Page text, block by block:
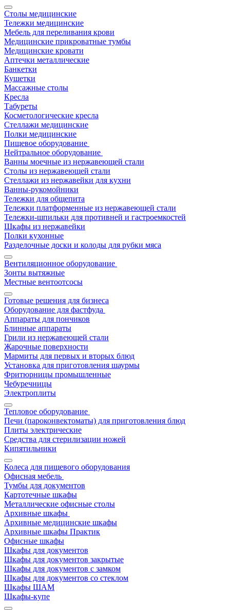
Столы медицинские
Тележки медицинские
Мебель для переливания крови
Медицинские прикроватные тумбы
Медицинские кровати
Аптечки металлические
Банкетки
Кушетки
Массажные столы
Кресла
Табуреты
Косметологические кресла
Стеллажи медицинские
Полки медицинские
Пищевое оборудование
Нейтральное оборудование
Ванны моечные из нержавеющей стали
Столы из нержавеющей стали
Стеллажи из нержавейки для кухни
Ванны-рукомойники
Тележки для общепита
Тележки платформенные из нержавеющей стали
Тележки-шпильки для противней и гастроемкостей
Шкафы из нержавейки
Полки кухонные
Разделочные доски и колоды для рубки мяса
Вентиляционное оборудование
Зонты вытяжные
Местные вентоотсосы
Готовые решения для бизнеса
Оборудование для фастфуда
Аппараты для пончиков
Блинные аппараты
Грили из нержавеющей стали
Жарочные поверхности
Мармиты для первых и вторых блюд
Установка для приготовления шаурмы
Фритюрницы промышленные
Чебуречницы
Электроплиты
Тепловое оборудование
Печи (пароконвектоматы) для приготовления блюд
Плиты электрические
Средства для стерилизации ножей
Кипятильники
Колеса для пищевого оборудования
Офисная мебель
Тумбы для документов
Картотечные шкафы
Металлические офисные столы
Архивные шкафы
Архивные медицинские шкафы
Архивные шкафы Практик
Офисные шкафы
Шкафы для документов
Шкафы для документов закрытые
Шкафы для документов с замком
Шкафы для документов со стеклом
Шкафы ШАМ
Шкафы-купе